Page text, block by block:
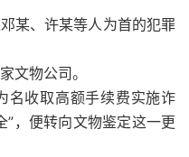
某、许某等人为首的犯罪
文物公司。
名收取高额手续费实施诈
”，便转向文物鉴定这一更